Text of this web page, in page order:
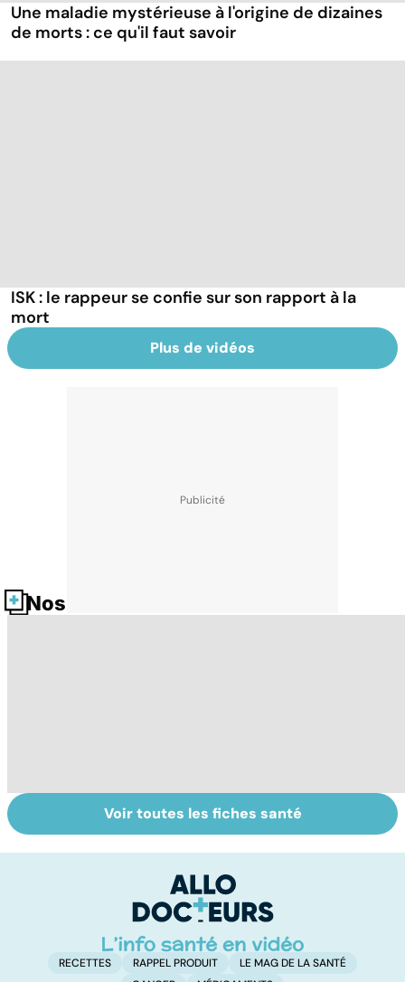
Une maladie mystérieuse à l'origine de dizaines
de morts : ce qu'il faut savoir
ISK : le rappeur se confie sur son rapport à la
mort
Plus de vidéos
Nos fiches santé
La tuberculose
pulmonaire
Tout savoir sur
les infections
Voir toutes les fiches santé
RECETTES RAPPEL PRODUIT
LE MAG DE LA SANTÉ